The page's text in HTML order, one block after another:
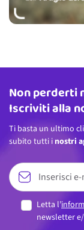
Indirizzo email
Non perderti
Iscriviti alla
Ti basta un ultimo
subito tutti i nostri
Letta l’
newsletter